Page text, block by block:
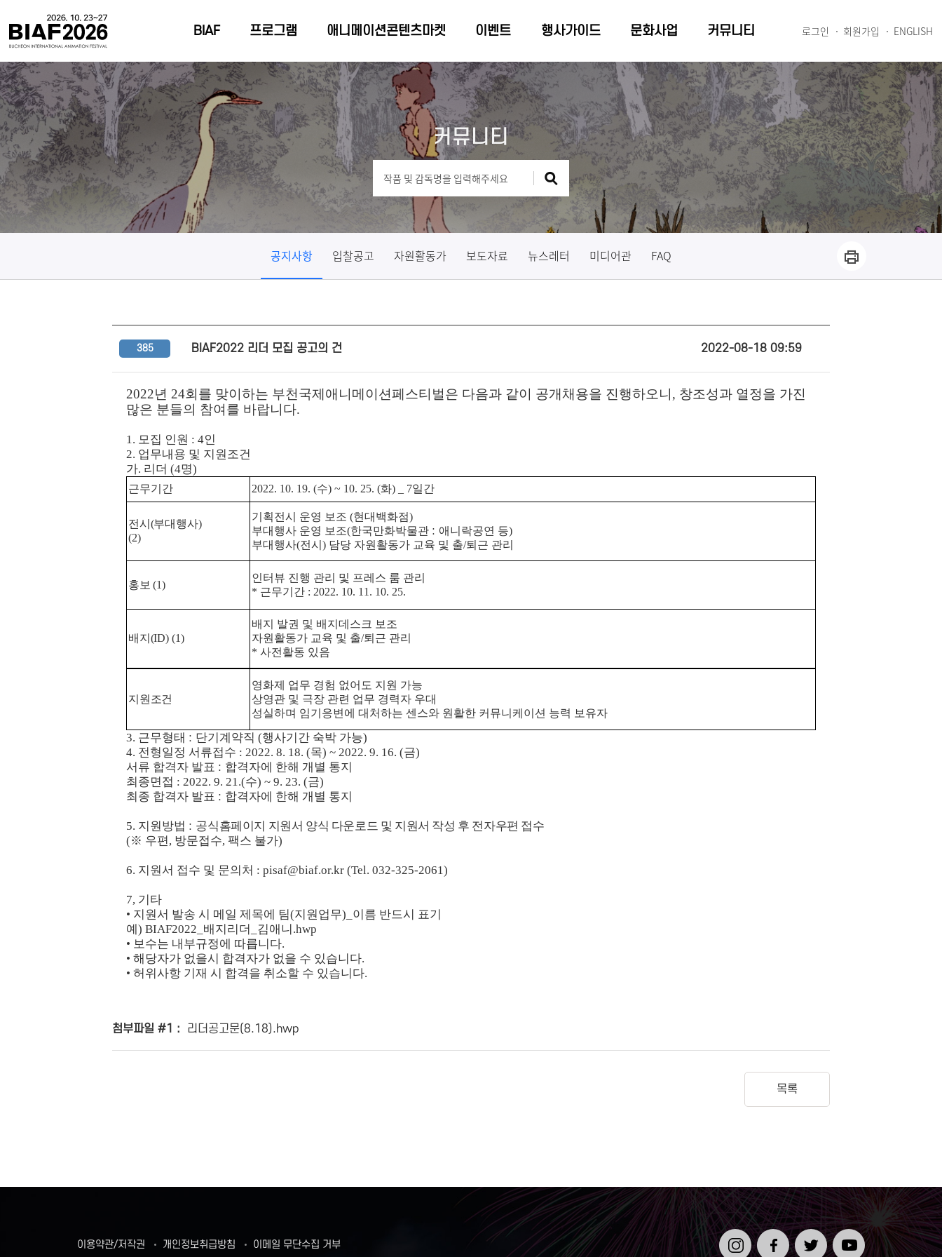
BIAF 프로그램 애니메이션콘텐츠마켓 이벤트 행사가이드 문화사업 커뮤니티 로그인 회원가입 ENGLISH
커뮤니티
공지사항 입찰공고 자원활동가 보도자료 뉴스레터 미디어관 FAQ
385 BIAF2022 리더 모집 공고의 건 2022-08-18 09:59
2022년 24회를 맞이하는 부천국제애니메이션페스티벌은 다음과 같이 공개채용을 진행하오니 , 창조성과 열정을 가진
많은 분들의 참여를 바랍니다.
1. 모집 인원 : 4인
2. 업무내용 및 지원조건
가. 리더 (4명)
근무기간 2022. 10. 19. (수) ~ 10. 25. (화) _ 7일간
전시 (부대행사)
(2)
기획전시 운영 보조 (현대백화점)
부대행사 운영 보조(한국만화박물관 : 애니락공연 등)
부대행사(전시 ) 담당 자원활동가 교육 및 출/퇴근 관리
홍보(1)
인터뷰 진행 관리 및 프레스 룸 관리
* 근무기간 : 2022. 10. 11. 10. 25.
배지 (ID) (1)
배지 발권 및 배지데스크 보조
자원활동가 교육 및 출/퇴근 관리
* 사전활동 있음
지원조건
영화제 업무 경험 없어도 지원 가능
상영관 및 극장 관련 업무 경력자 우대
성실하며 임기응변에 대처하는 센스와 원활한 커뮤니케이션 능력 보유자
3. 근무형태 : 단기계약직 (행사기간 숙박 가능)
4. 전형일정 서류접수 : 2022. 8. 18. (목) ~ 2022. 9. 16. (금)
서류 합격자 발표 : 합격자에 한해 개별 통지
최종면접 : 2022. 9. 21.(수) ~ 9. 23. (금)
최종 합격자 발표 : 합격자에 한해 개별 통지
5. 지원방법 : 공식홈페이지 지원서 양식 다운로드 및 지원서 작성 후 전자우편 접수
(※ 우편, 방문접수, 팩스 불가)
6. 지원서 접수 및 문의처 : pisaf@biaf.or.kr (Tel. 032-325-2061)
7, 기타
• 지원서 발송 시 메일 제목에 팀(지원업무)_ 이름 반드시 표기
예) BIAF2022_ 배지리더 김애니 .hwp
• 보수는 내부규정에 따릅니다.
• 해당자가 없을시 합격자가 없을 수 있습니다.
• 허위사항 기재 시 합격을 취소할 수 있습니다.
첨부파일 #1 : 리더공고문(8.18).hwp
목록
이용약관/저작권 개인정보취급방침 이메일 무단수집 거부
인스타
그램
페이스
북
트위터 유튜브